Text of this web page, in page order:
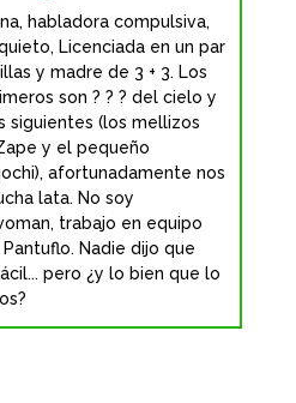
habladora compulsiva,
Licenciada en un par
y madre de 3 + 3. Los
son ? ? ? del cielo y
siguientes (los mellizos
y el pequeño
afortunadamente nos
lata. No soy
trabajo en equipo
Nadie dijo que
pero ¿y lo bien que lo